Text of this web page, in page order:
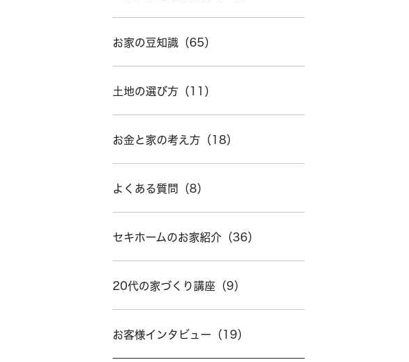
お家の豆知識（65）
土地の選び方（11）
お金と家の考え方（18）
よくある質問（8）
セキホームのお家紹介（36）
20代の家づくり講座（9）
お客様インタビュー（19）